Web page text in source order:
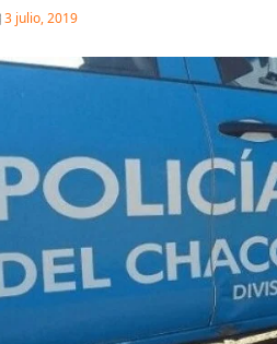
3 julio, 2019